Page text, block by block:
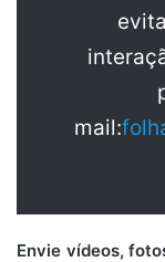
mail:
Envie vídeos,